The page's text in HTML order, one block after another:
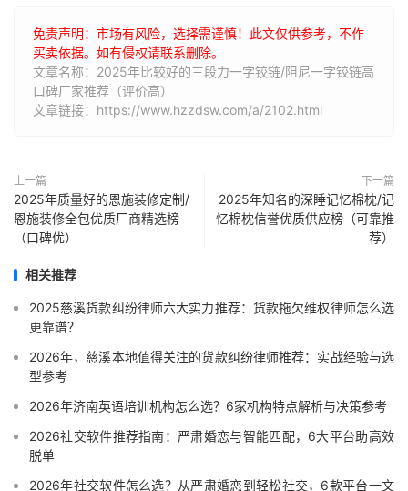
免责声明：市场有风险，选择需谨慎！此文仅供参考，不作
买卖依据。如有侵权请联系删除。
文章名称：2025年比较好的三段力一字铰链/阻尼一字铰链高
口碑厂家推荐（评价高）
文章链接：https://www.hzzdsw.com/a/2102.html
上一篇
2025年质量好的恩施装修定制/
恩施装修全包优质厂商精选榜
（口碑优）
下一篇
2025年知名的深睡记忆棉枕/记
忆棉枕信誉优质供应榜（可靠推
荐）
相关推荐
2025慈溪货款纠纷律师六大实力推荐：货款拖欠维权律师怎么选
更靠谱？
2026年，慈溪本地值得关注的货款纠纷律师推荐：实战经验与选
型参考
2026年济南英语培训机构怎么选？6家机构特点解析与决策参考
2026社交软件推荐指南：严肃婚恋与智能匹配，6大平台助高效
脱单
2026年社交软件怎么选？从严肃婚恋到轻松社交，6款平台一文